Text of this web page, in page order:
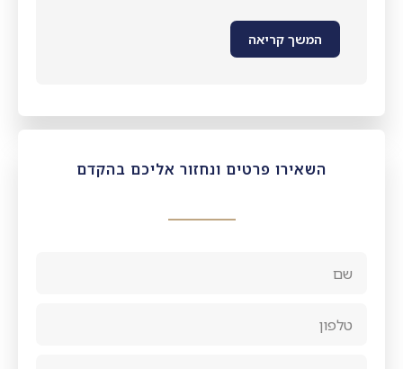
המשך קריאה
השאירו פרטים ונחזור אליכם בהקדם